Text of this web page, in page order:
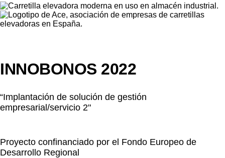
INNOBONOS 2022
“Implantación de solución de gestión
empresarial/servicio 2"
Proyecto confinanciado por el Fondo Europeo de
Desarrollo Regional